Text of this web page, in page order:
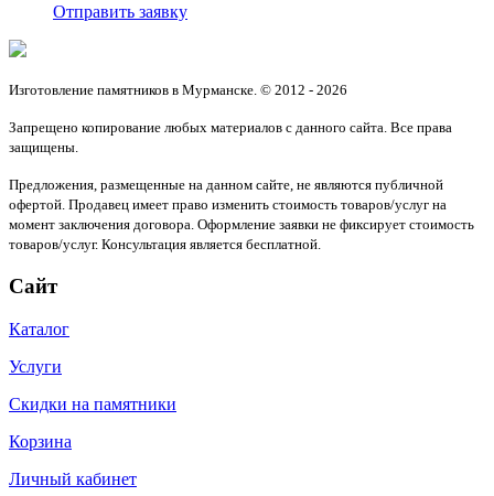
Отправить заявку
Изготовление памятников в Мурманске. © 2012 - 2026
Запрещено копирование любых материалов с данного сайта. Все права
защищены.
Предложения, размещенные на данном сайте, не являются публичной
офертой. Продавец имеет право изменить стоимость товаров/услуг на
момент заключения договора. Оформление заявки не фиксирует стоимость
товаров/услуг. Консультация является бесплатной.
Сайт
Каталог
Услуги
Скидки на памятники
Корзина
Личный кабинет